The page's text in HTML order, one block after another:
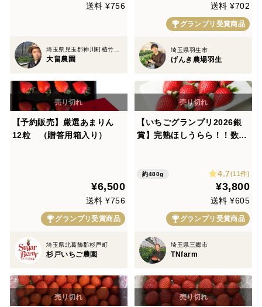
送料 ¥756
大畠農園
送料 ¥702
グランプリ受賞商品
埼玉県羽生市
げんき農場羽生
【予約販売】厳選あまりん
12粒 （贈答用箱入り）
¥6,500
送料 ¥756
グランプリ受賞商品
埼玉県北葛飾郡杉戸町
杉戸いちご農園
【いちごグランプリ2026銀
賞】完熟ほしうらら！！数量
約480g 4.7(11件)
¥3,800
送料 ¥605
グランプリ受賞商品
埼玉県三郷市
TNfarm